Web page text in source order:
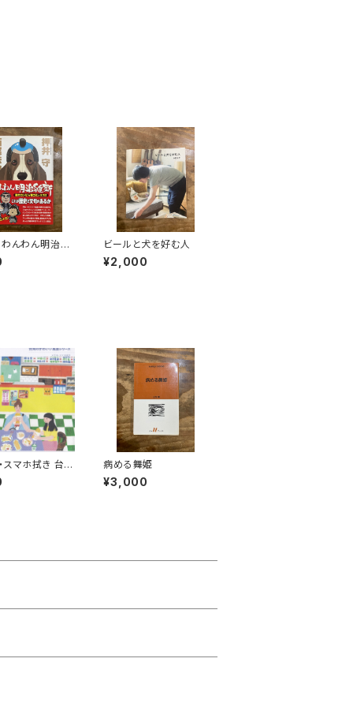
わんわん明治維 ビールと犬を好む人
¥2,000
スマホ拭き 台湾
朝ごはん）
病める舞姫
¥3,000